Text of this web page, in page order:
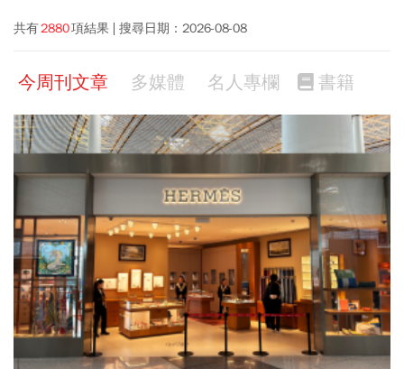
共有2880項結果 搜尋日期： 2026-08-08
今周刊文章 多媒體 名人專欄 書籍